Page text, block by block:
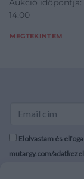
Aukció időpontja:
14:00
MEGTEKINTEM
Elolvastam és
mutargy.com/